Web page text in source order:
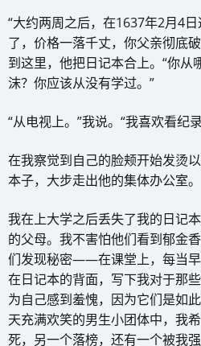
“大约两周之后，在1637年2月4
了，价格一落千丈，你父亲彻底
到这里，他把日记本合上。“你从
沫？你应该从没有学过。”
“从电视上。”我说。“我喜欢看纪
在我察觉到自己的脸颊开始发烫
本子，大步走出他的集体办公室。
我在上大学之后丢失了我的日记
的父母。我不害怕他们看到郁金
们发现秘密——在课堂上，每当
在日记本的背面，写下我对于那
为自己感到羞愧，因为它们是如
天充满欢笑的男生小团体中，我
死，另一个落榜，还有一个被我